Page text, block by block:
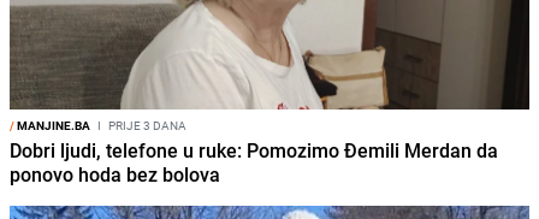
/MANJINE.BA I PRIJE 3 DANA
Dobri ljudi, telefone u ruke: Pomozimo Đemili Merdan da
ponovo hoda bez bolova